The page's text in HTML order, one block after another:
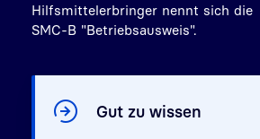
Hilfsmittelerbringer nennt sich die
SMC-B "Betriebsausweis".
Gut zu wissen